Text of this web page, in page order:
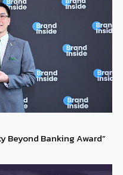
Beyond Banking Award”